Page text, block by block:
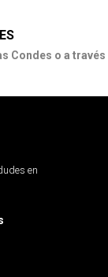
Condes o a través
en